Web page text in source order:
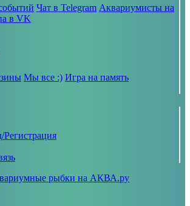
Чат в Telegram Аквариумисты на
в VK
Мы все :) Игра на память
Регистрация